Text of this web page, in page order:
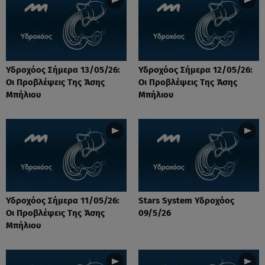
Υδροχόος Σήμερα 13/05/26:
Οι Προβλέψεις Της Άσης
Μπήλιου
Υδροχόος Σήμερα 12/05/26:
Οι Προβλέψεις Της Άσης
Μπήλιου
Υδροχόος Σήμερα 11/05/26:
Οι Προβλέψεις Της Άσης
Μπήλιου
Stars System Υδροχόος
09/5/26